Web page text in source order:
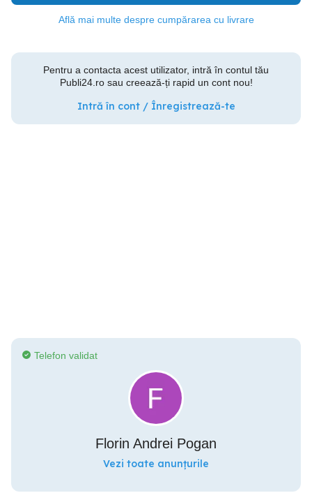
Află mai multe despre cumpărarea cu livrare
Pentru a contacta acest utilizator, intră în contul tău
Publi24.ro sau creează-ți rapid un cont nou!
Intră în cont / Înregistrează-te
Telefon validat
Florin Andrei Pogan
Vezi toate anunțurile